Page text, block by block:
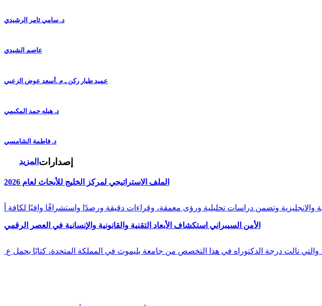
د. سامي ثامر الرشيدي
عاصم الشيدي
عميد طيار ركن ـ م .أسعد عوض الزعبي
د. هيله حمد المكيمي
د. فاطمة الشامسي
المزيد إصدارات
الملف الاستراتيجي لمركز الخليج للأبحاث لعام 2026
الأمن السيبراني استكشاف الأبعاد التقنية والقانونية والإنسانية في العصر الرقمي
نالت درجة الدكتوراه في هذا التخصص من جامعة بليموث في المملكة المتحدة، كتابًا يحمل ع